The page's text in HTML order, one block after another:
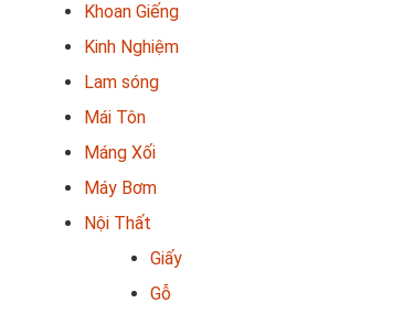
Khoan Giếng
Kinh Nghiệm
Lam sóng
Mái Tôn
Máng Xối
Máy Bơm
Nội Thất
Giấy
Gỗ